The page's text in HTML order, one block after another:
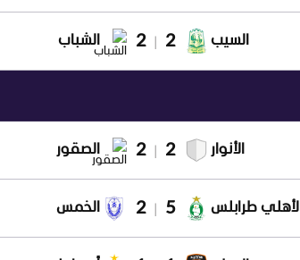
السيب 2
2 الشباب
الأنوار 2
2 الصقور
الأهلي طرابلس 5
2 الخمس